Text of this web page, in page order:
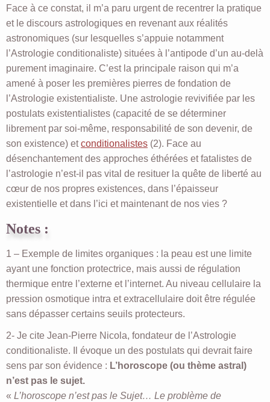
Face à ce constat, il m’a paru urgent de recentrer la pratique
et le discours astrologiques en revenant aux réalités
astronomiques (sur lesquelles s’appuie notamment
l’Astrologie conditionaliste) situées à l’antipode d’un au-delà
purement imaginaire. C’est la principale raison qui m’a
amené à poser les premières pierres de fondation de
l’Astrologie existentialiste. Une astrologie revivifiée par les
postulats existentialistes (capacité de se déterminer
librement par soi-même, responsabilité de son devenir, de
son existence) etconditionalistes (2). Face au
désenchantement des approches éthérées et fatalistes de
l’astrologie n’est-il pas vital de resituer la quête de liberté au
cœur de nos propres existences, dans l’épaisseur
existentielle et dans l’ici et maintenant de nos vies ?
Notes :
1 – Exemple de limites organiques : la peau est une limite
ayant une fonction protectrice, mais aussi de régulation
thermique entre l’externe et l’internet. Au niveau cellulaire la
pression osmotique intra et extracellulaire doit être régulée
sans dépasser certains seuils protecteurs.
2- Je cite Jean-Pierre Nicola, fondateur de l’Astrologie
conditionaliste. Il évoque un des postulats qui devrait faire
sens par son évidence : L’horoscope (ou thème astral)
n’est pas le sujet.
« L’horoscope n’est pas le Sujet… Le problème de